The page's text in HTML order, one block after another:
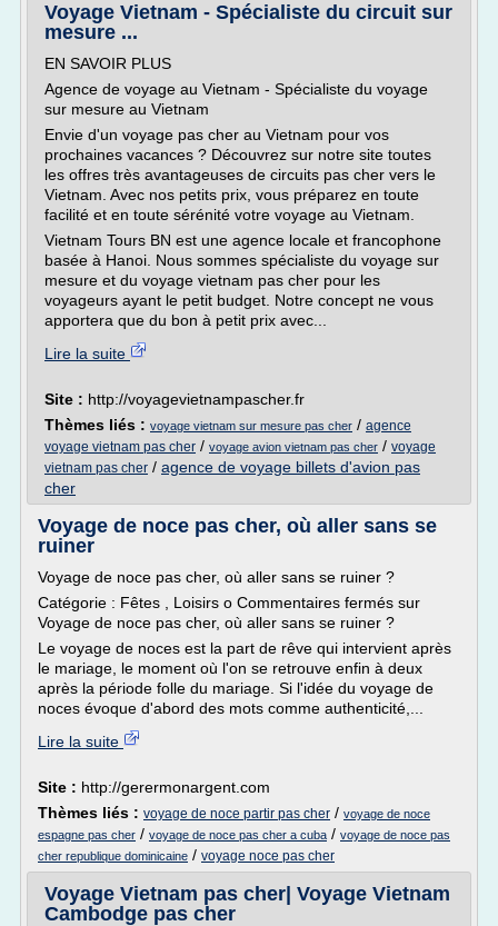
Voyage Vietnam - Spécialiste du circuit sur
mesure ...
EN SAVOIR PLUS
Agence de voyage au Vietnam - Spécialiste du voyage
sur mesure au Vietnam
Envie d'un voyage pas cher au Vietnam pour vos
prochaines vacances ? Découvrez sur notre site toutes
les offres très avantageuses de circuits pas cher vers le
Vietnam. Avec nos petits prix, vous préparez en toute
facilité et en toute sérénité votre voyage au Vietnam.
Vietnam Tours BN est une agence locale et francophone
basée à Hanoi. Nous sommes spécialiste du voyage sur
mesure et du voyage vietnam pas cher pour les
voyageurs ayant le petit budget. Notre concept ne vous
apportera que du bon à petit prix avec...
Lire la suite
Site : http://voyagevietnampascher.fr
Thèmes liés : voyage vietnam sur mesure pas cher / agence
voyage vietnam pas cher / voyage avion vietnam pas cher / voyage
vietnam pas cher / agence de voyage billets d'avion pas
cher
Voyage de noce pas cher, où aller sans se
ruiner
Voyage de noce pas cher, où aller sans se ruiner ?
Catégorie : Fêtes , Loisirs o Commentaires fermés sur
Voyage de noce pas cher, où aller sans se ruiner ?
Le voyage de noces est la part de rêve qui intervient après
le mariage, le moment où l'on se retrouve enfin à deux
après la période folle du mariage. Si l'idée du voyage de
noces évoque d'abord des mots comme authenticité,...
Lire la suite
Site : http://gerermonargent.com
Thèmes liés : voyage de noce partir pas cher / voyage de noce
espagne pas cher / voyage de noce pas cher a cuba / voyage de noce pas
cher republique dominicaine / voyage noce pas cher
Voyage Vietnam pas cher| Voyage Vietnam
Cambodge pas cher